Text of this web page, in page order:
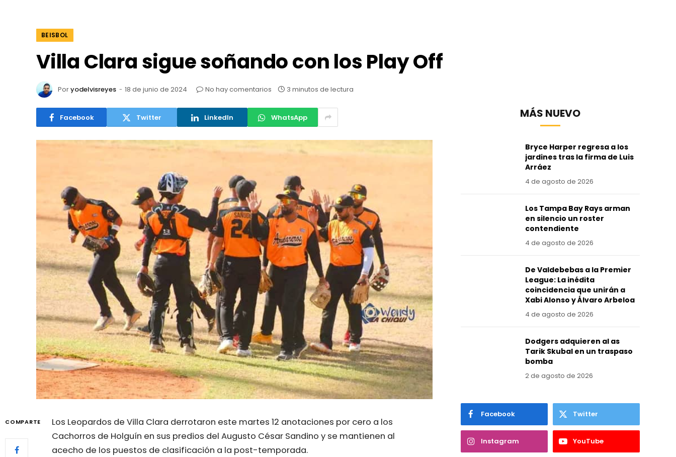
BEISBOL
Villa Clara sigue soñando con los Play Off
Poryodelvisreyes 18 de junio de 2024 No hay comentarios 3 minutos de lectura
Facebook Twitter LinkedIn WhatsApp
COMPARTE
Los Leopardos de Villa Clara derrotaron este martes 12 anotaciones por cero a los
Cachorros de Holguín en sus predios del Augusto César Sandino y se mantienen al
acecho de los puestos de clasificación a la post-temporada.
MÁS NUEVO
Bryce Harper regresa a los
jardines tras la firma de Luis
Arráez
4 de agosto de 2026
Los Tampa Bay Rays arman
en silencio un roster
contendiente
4 de agosto de 2026
De Valdebebas a la Premier
League: La inédita
coincidencia que unirán a
Xabi Alonso y Álvaro Arbeloa
4 de agosto de 2026
Dodgers adquieren al as
Tarik Skubal en un traspaso
bomba
2 de agosto de 2026
Facebook Twitter
Instagram YouTube